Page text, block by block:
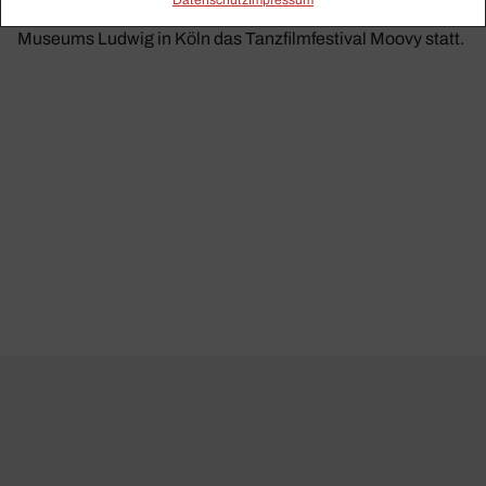
Vom 19. bis zum 28. Mai 2023 findet im Filmforum des
Museums Ludwig in Köln das Tanzfilmfestival Moovy statt.